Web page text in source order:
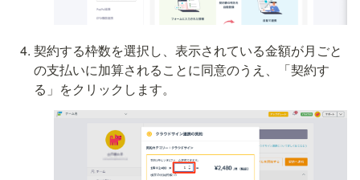
契約する枠数を選択し、表示されている金額が月ごと
の支払いに加算されることに同意のうえ、「契約す
る」をクリックします。